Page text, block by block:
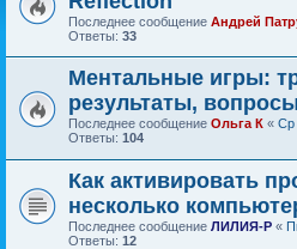
Последнее сообщение Андрей
Ответы: 33
Ментальные игры:
результаты,
Последнее сообщение Ольга К « Ср
Ответы: 104
Как активировать
несколько
Последнее сообщение ЛИЛИЯ-Р «
Ответы: 12